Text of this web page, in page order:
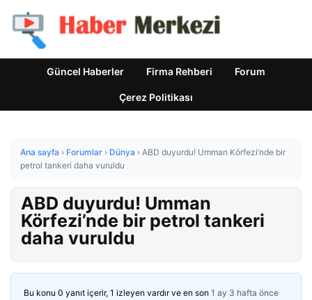
Güncel Haberler Firma Rehberi Forum
Çerez Politikası
Ana sayfa › Forumlar › Dünya › ABD duyurdu! Umman Körfezi’nde bir
petrol tankeri daha vuruldu
ABD duyurdu! Umman
Körfezi’nde bir petrol tankeri
daha vuruldu
Bu konu 0 yanıt içerir, 1 izleyen vardır ve en son 1 ay 3 hafta önce